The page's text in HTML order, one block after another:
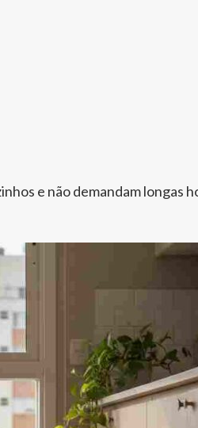
e não demandam longas